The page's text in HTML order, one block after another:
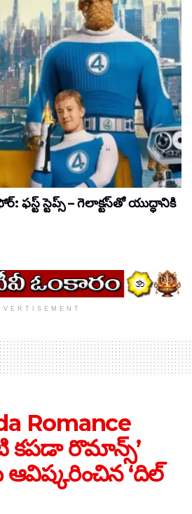
ఫస్ట్ స్టెప్స్ – గెలాక్టస్‌తో యుద్ధానికి
Romance
క‌ప‌డా రొమాన్స్’
‘దిల్